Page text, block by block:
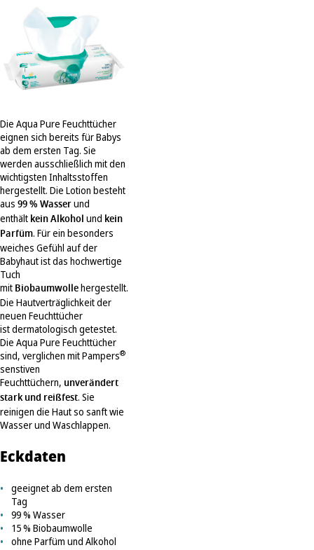
Die Aqua Pure Feuchttücher
eignen sich bereits für Babys
ab dem ersten Tag. Sie
werden ausschließlich mit den
wichtigsten Inhaltsstoffen
hergestellt. Die Lotion besteht
aus 99 % Wasserund
enthält kein Alkohol und kein
Parfüm. Für ein besonders
weiches Gefühl auf der
Babyhaut ist das hochwertige
Tuch
mit Biobaumwollehergestellt.
Die Hautverträglichkeit der
neuen Feuchttücher
ist dermatologisch getestet.
Die Aqua Pure Feuchttücher
sind, verglichen mit Pampers®
senstiven
Feuchttüchern, unverändert
stark und reißfest. Sie
reinigen die Haut so sanft wie
Wasser und Waschlappen.
Eckdaten
geeignet ab dem ersten
Tag
99 % Wasser
15 % Biobaumwolle
ohne Parfüm und Alkohol